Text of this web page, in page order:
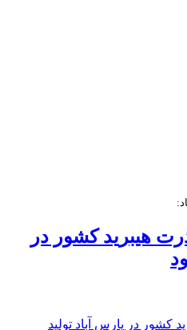
بذر ذرت هیبرید کشور در